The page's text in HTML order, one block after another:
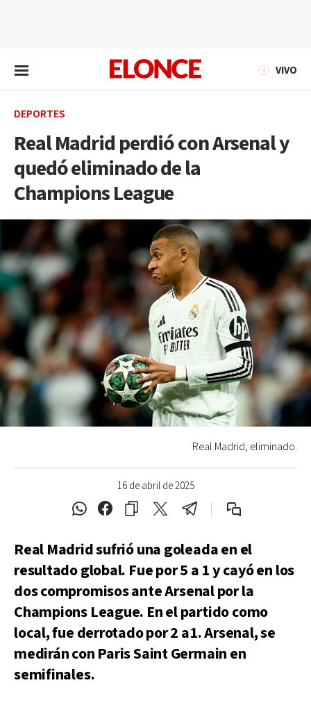
VIVO
DEPORTES
Real Madrid perdió con Arsenal y
quedó eliminado de la
Champions League
16 de abril de 2025
Real Madrid, eliminado.
Real Madrid sufrió una goleada en el
resultado global. Fue por 5 a 1 y cayó en los
dos compromisos ante Arsenal por la
Champions League. En el partido como
local, fue derrotado por 2 a1. Arsenal, se
medirán con Paris Saint Germain en
semifinales.